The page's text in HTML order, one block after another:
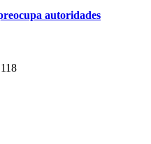
autoridades